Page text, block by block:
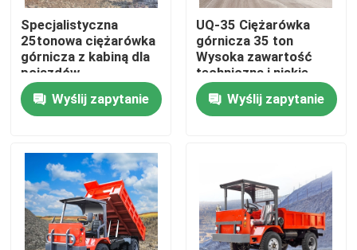
Podziemna wywrotka
Podziemna ciężarówka górnicza
Pojazd z ładowarką
Podnoszenie nożyczek kołowych
Specjalistyczna
25tonowa ciężarówka
górnicza z kabiną dla
pojazdów
transportowych
Wyślij zapytanie
UQ-35 Ciężarówka
górnicza 35 ton
Wysoka zawartość
techniczna i niskie
zużycie
Wyślij zapytanie